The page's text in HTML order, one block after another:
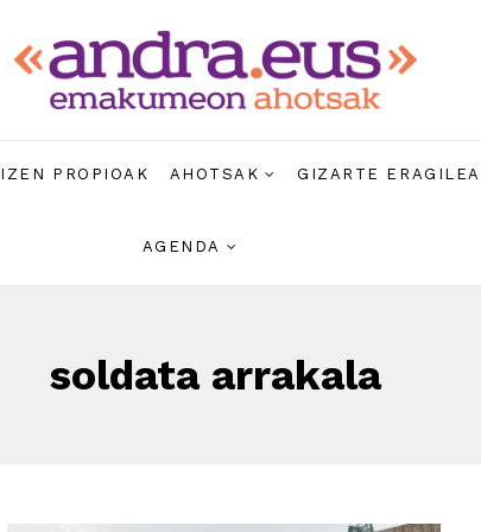
IZEN PROPIOAK AHOTSAK GIZARTE
AGENDA
soldata arrakala